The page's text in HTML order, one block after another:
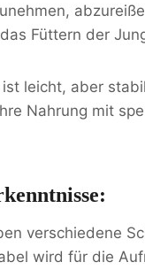
Füttern der
leicht, aber
Nahrung mit
verschiedene
wird für die